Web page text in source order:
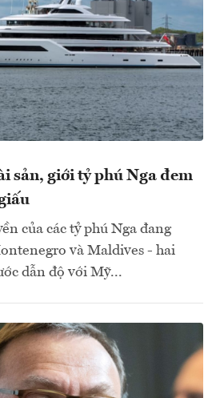
sản, giới tỷ phú Nga đem
của các tỷ phú Nga đang
và Maldives - hai
dẫn độ với Mỹ...